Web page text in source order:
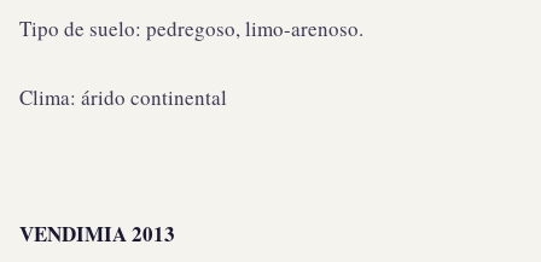
Tipo de suelo: pedregoso, limo-arenoso.
Clima: árido continental
VENDIMIA 2013